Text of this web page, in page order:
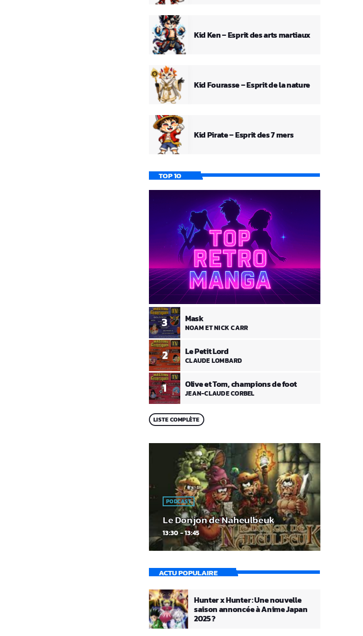
Kid Ken – Esprit des arts martiaux
Kid Fourasse – Esprit de la nature
Kid Pirate – Esprit des 7 mers
TOP 10
1 Olive et Tom, champions de foot
JEAN-CLAUDE CORBEL
2 Le Petit Lord
CLAUDE LOMBARD
3 Mask
NOAM ET NICK CARR
LISTE COMPLÈTE
PODCAST
Le Donjon de Naheulbeuk
13:30 - 13:45
ACTU POPULAIRE
Hunter x Hunter : Une nouvelle
saison annoncée à Anime Japan
2025 ?